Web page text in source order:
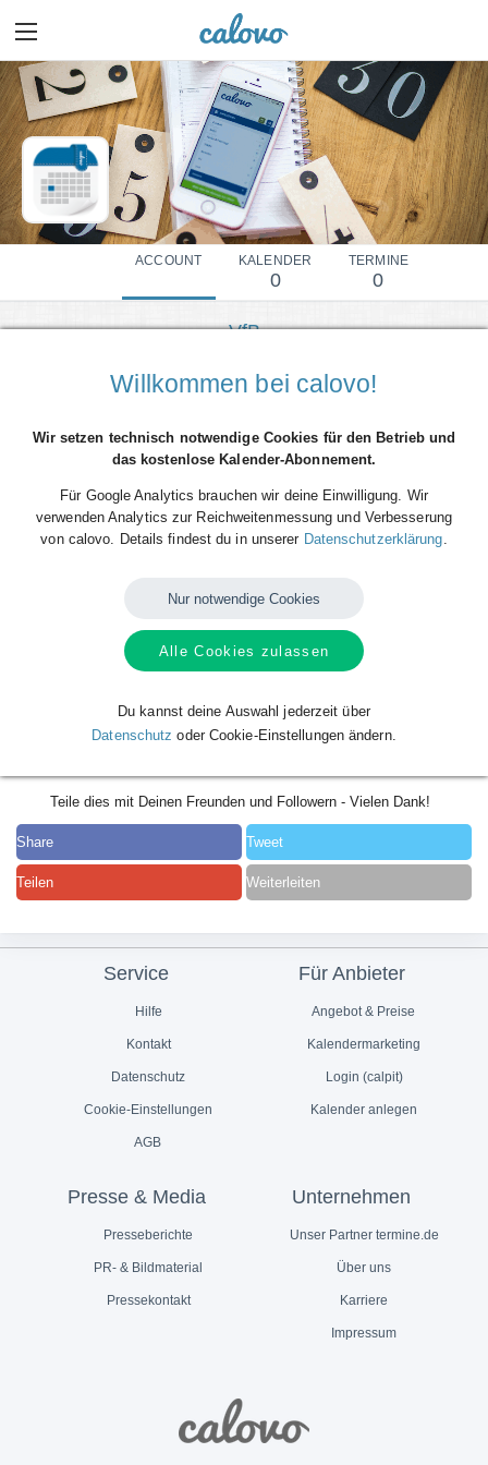
ACCOUNT KALENDER
0
TERMINE
0
VfB
Mehr Details einblenden
Teile dies mit Deinen Freunden und Followern - Vielen Dank!
Share Tweet
Teilen Weiterleiten
Service
Hilfe
Kontakt
Datenschutz
Cookie-Einstellungen
AGB
Für Anbieter
Angebot & Preise
Kalendermarketing
Login (calpit)
Kalender anlegen
Presse & Media
Presseberichte
PR- & Bildmaterial
Pressekontakt
Unternehmen
Unser Partner termine.de
Über uns
Karriere
Impressum
Willkommen bei calovo!
Wir setzen technisch notwendige Cookies für den Betrieb und
das kostenlose Kalender-Abonnement.
Für Google Analytics brauchen wir deine Einwilligung. Wir
verwenden Analytics zur Reichweitenmessung und Verbesserung
von calovo. Details findest du in unserer Datenschutzerklärung
Nur notwendige Cookies
Alle Cookies zulassen
Du kannst deine Auswahl jederzeit über
Datenschutz oder Cookie-Einstellungen ändern.